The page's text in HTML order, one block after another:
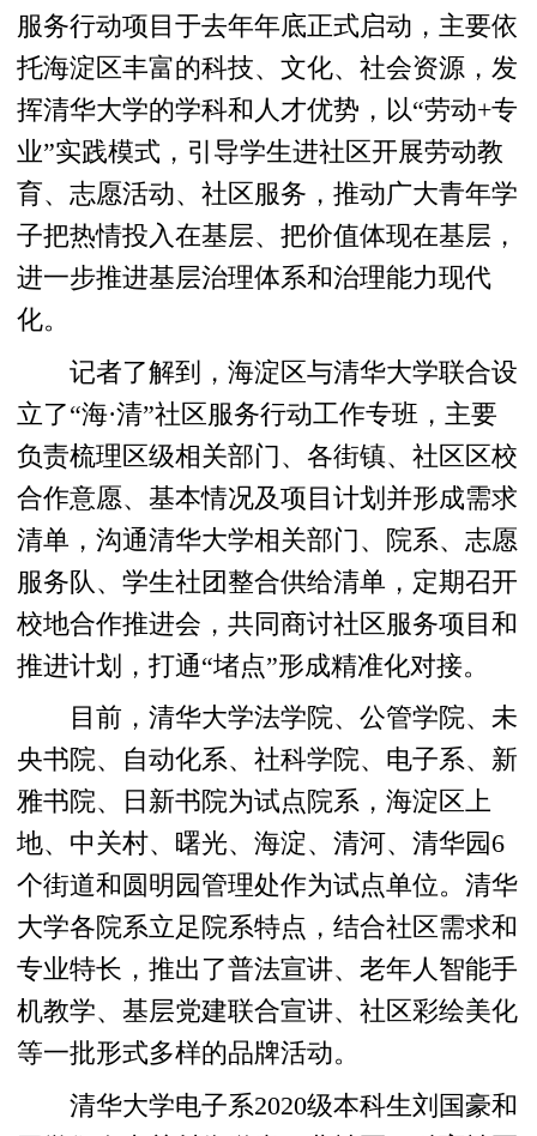
服务行动项目于去年年底正式启动，主要依
托海淀区丰富的科技、文化、社会资源，发
挥清华大学的学科和人才优势，以“劳动+专
业”实践模式，引导学生进社区开展劳动教
育、志愿活动、社区服务，推动广大青年学
子把热情投入在基层、把价值体现在基层，
进一步推进基层治理体系和治理能力现代
化。
记者了解到，海淀区与清华大学联合设
立了“海·清”社区服务行动工作专班，主要
负责梳理区级相关部门、各街镇、社区区校
合作意愿、基本情况及项目计划并形成需求
清单，沟通清华大学相关部门、院系、志愿
服务队、学生社团整合供给清单，定期召开
校地合作推进会，共同商讨社区服务项目和
推进计划，打通“堵点”形成精准化对接。
目前，清华大学法学院、公管学院、未
央书院、自动化系、社科学院、电子系、新
雅书院、日新书院为试点院系，海淀区上
地、中关村、曙光、海淀、清河、清华园6
个街道和圆明园管理处作为试点单位。清华
大学各院系立足院系特点，结合社区需求和
专业特长，推出了普法宣讲、老年人智能手
机教学、基层党建联合宣讲、社区彩绘美化
等一批形式多样的品牌活动。
清华大学电子系2020级本科生刘国豪和